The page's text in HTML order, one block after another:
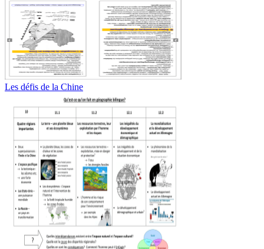
Les défis de la Chine